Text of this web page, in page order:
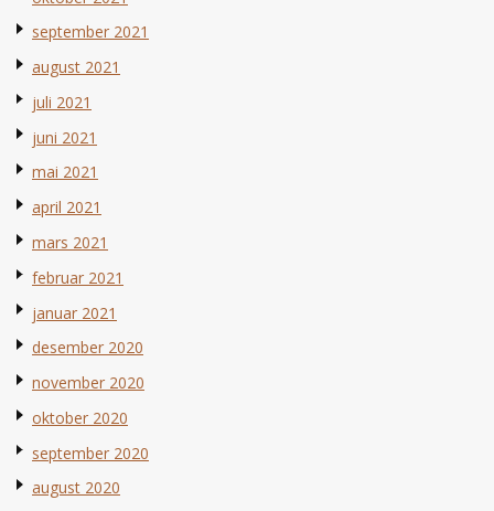
september 2021
august 2021
juli 2021
juni 2021
mai 2021
april 2021
mars 2021
februar 2021
januar 2021
desember 2020
november 2020
oktober 2020
september 2020
august 2020